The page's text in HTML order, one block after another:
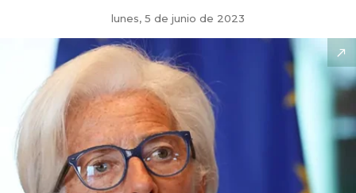
lunes, 5 de junio de 2023